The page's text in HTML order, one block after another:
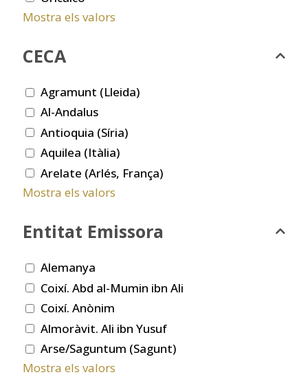
Mostra els valors
CECA
Agramunt (Lleida)
Al-Andalus
Antioquia (Síria)
Aquilea (Itàlia)
Arelate (Arlés, França)
Mostra els valors
Entitat Emissora
Alemanya
Coixí. Abd al-Mumin ibn Ali
Coixí. Anònim
Almoràvit. Ali ibn Yusuf
Arse/Saguntum (Sagunt)
Mostra els valors